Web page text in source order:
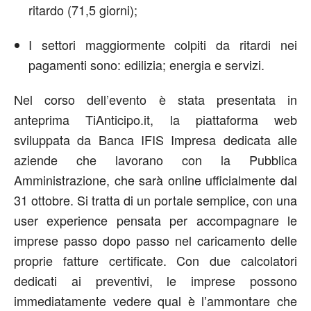
ritardo (71,5 giorni);
I settori maggiormente colpiti da ritardi nei
pagamenti sono: edilizia; energia e servizi.
Nel corso dell’evento è stata presentata in
anteprima TiAnticipo.it, la piattaforma web
sviluppata da Banca IFIS Impresa dedicata alle
aziende che lavorano con la Pubblica
Amministrazione, che sarà online ufficialmente dal
31 ottobre. Si tratta di un portale semplice, con una
user experience pensata per accompagnare le
imprese passo dopo passo nel caricamento delle
proprie fatture certificate. Con due calcolatori
dedicati ai preventivi, le imprese possono
immediatamente vedere qual è l’ammontare che